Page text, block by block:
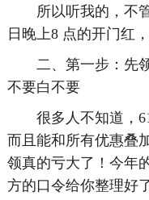
所以听我的，不管
日晚上8 点的开门红
二、第一步：先领
不要白不要
很多人不知道，
而且能和所有优惠叠
领真的亏大了！今年
方的口令给你整理好